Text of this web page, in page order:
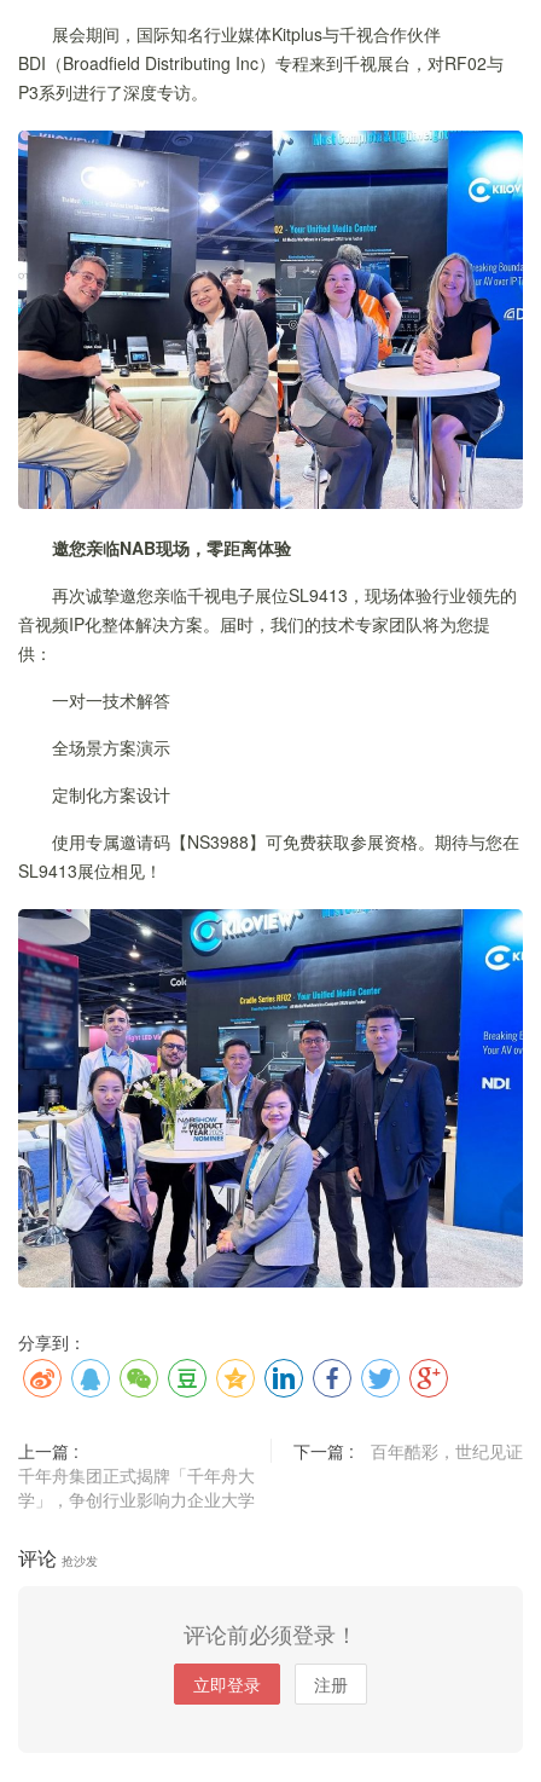
展会期间，国际知名行业媒体Kitplus与千视合作伙伴
BDI（Broadfield Distributing Inc）专程来到千视展台，对RF02与
P3系列进行了深度专访。
邀您亲临NAB现场，零距离体验
再次诚挚邀您亲临千视电子展位SL9413，现场体验行业领先的
音视频IP化整体解决方案。届时，我们的技术专家团队将为您提
供：
一对一技术解答
全场景方案演示
定制化方案设计
使用专属邀请码【NS3988】可免费获取参展资格。期待与您在
SL9413展位相见！
分享到：
上一篇 :
千年舟集团正式揭牌「千年舟大
学」，争创行业影响力企业大学
下一篇 : 百年酷彩，世纪见证
评论 抢沙发
评论前必须登录！
立即登录 注册